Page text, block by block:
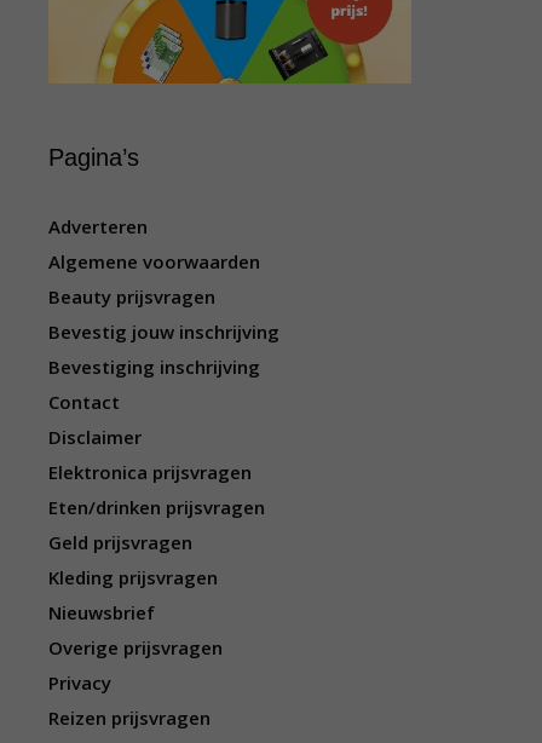
Pagina’s
Adverteren
Algemene voorwaarden
Beauty prijsvragen
Bevestig jouw inschrijving
Bevestiging inschrijving
Contact
Disclaimer
Elektronica prijsvragen
Eten/drinken prijsvragen
Geld prijsvragen
Kleding prijsvragen
Nieuwsbrief
Overige prijsvragen
Privacy
Reizen prijsvragen